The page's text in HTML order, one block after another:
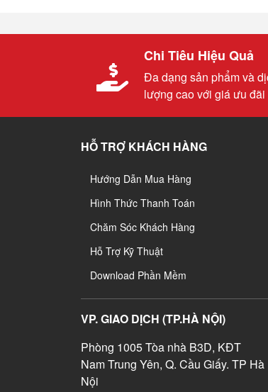
Chi Tiêu Hiệu Quả
Đa dạng sản phẩm và
lượng cao với giá ưu đãi
HỖ TRỢ KHÁCH HÀNG
Hướng Dẫn Mua Hàng
Hình Thức Thanh Toán
Chăm Sóc Khách Hàng
Hỗ Trợ Kỹ Thuật
Download Phần Mềm
VP. GIAO DỊCH (TP.HÀ NỘI)
Phòng 1005 Tòa nhà B3D, KĐT
Nam Trung Yên, Q. Cầu Giấy. TP Hà
Nội